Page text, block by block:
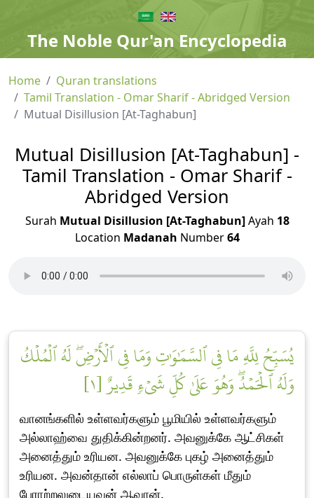
The Noble Qur'an Encyclopedia
Home
Quran translations
Tamil Translation - Omar Sharif - Abridged Version
Mutual Disillusion [At-Taghabun]
Mutual Disillusion [At-Taghabun] -
Tamil Translation - Omar Sharif -
Abridged Version
Surah Mutual Disillusion [At-Taghabun]Ayah 18
Location Madanah Number64
يُسَبِّحُ لِلَّهِ مَا فِي ٱلسَّمَٰوَٰتِ وَمَا فِي ٱلۡأَرۡضِۖ لَهُ ٱلۡمُلۡكُ
وَلَهُ ٱلۡحَمۡدُۖ وَهُوَ عَلَىٰ كُلِّ شَيۡءٖ قَدِيرٌ [١]
வானங்களில் உள்ளவர்களும் பூமியில் உள்ளவர்களும்
அல்லாஹ்வை துதிக்கின்றனர். அவனுக்கே ஆட்சிகள்
அனைத்தும் உரியன. அவனுக்கே புகழ் அனைத்தும்
உரியன. அவன்தான் எல்லாப் பொருள்கள் மீதும்
பேராற்றலுடையவன் ஆவான்.